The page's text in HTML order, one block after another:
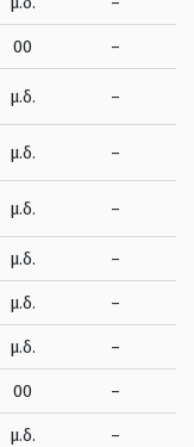
00 –
μ.δ. –
μ.δ. –
μ.δ. –
μ.δ. –
μ.δ. –
μ.δ. –
00 –
μ.δ. –